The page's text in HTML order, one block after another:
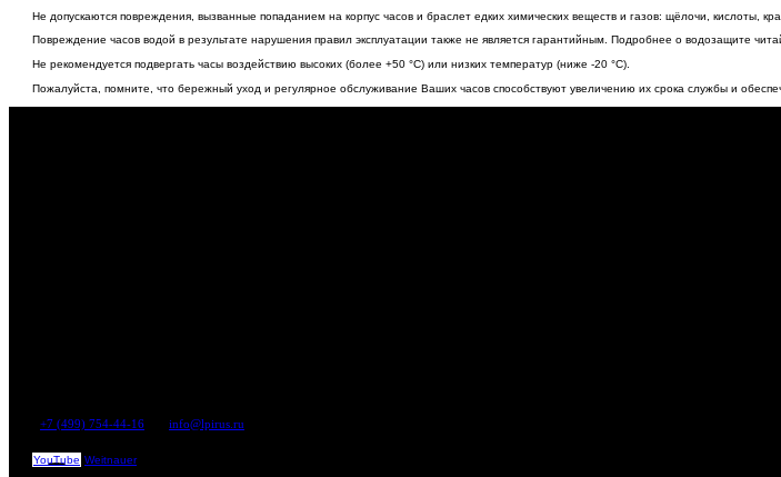
Не допускаются повреждения, вызванные попаданием на корпус часов и браслет едких химических веществ и газов: щёлочи, кислоты,
Повреждение часов водой в результате нарушения правил эксплуатации также не является гарантийным. Подробнее о водозащите
Не рекомендуется подвергать часы воздействию высоких (более +50 °C) или низких температур (ниже -20 °C).
Пожалуйста, помните, что бережный уход и регулярное обслуживание Ваших часов способствуют увеличению их срока службы и
+7 (499) 754-44-16
info@lpirus.ru
YouTube Weitnauer